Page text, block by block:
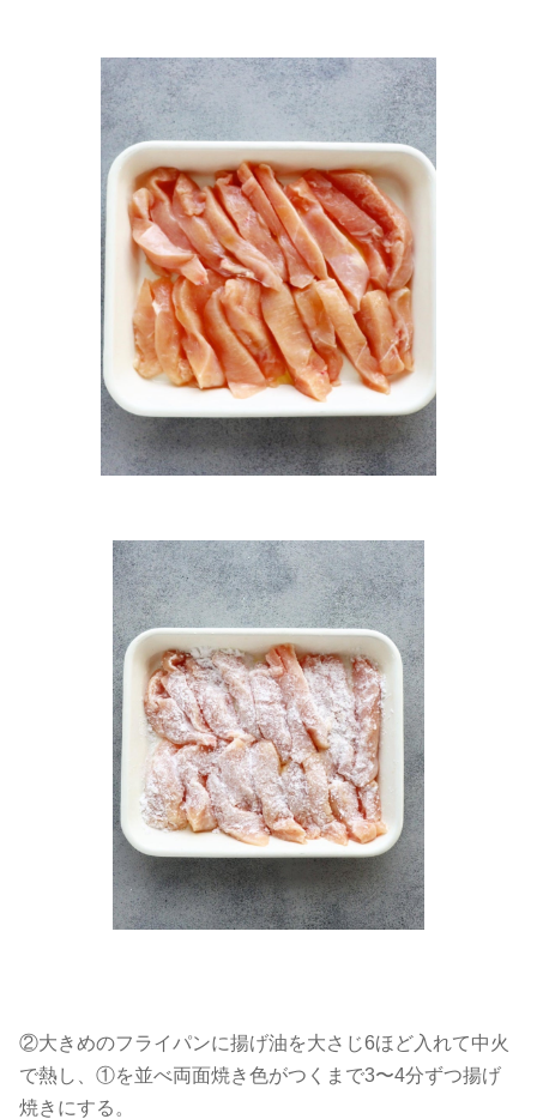
②大きめのフライパンに揚げ油を大さじ6ほど入れて中火
で熱し、①を並べ両面焼き色がつくまで3〜4分ずつ揚げ
焼きにする。